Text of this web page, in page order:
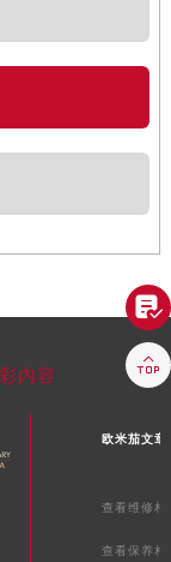
内容
欧米茄文章
查看维修相
查看保养相

